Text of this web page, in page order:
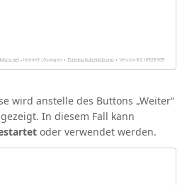
wird anstelle des Buttons „Weiter“
In diesem Fall kann
oder verwendet werden.